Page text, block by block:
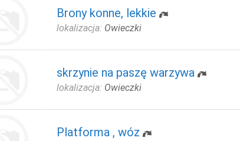
Brony konne, lekkie
lokalizacja: Owieczki
skrzynie na paszę warzywa
lokalizacja: Owieczki
Platforma , wóz